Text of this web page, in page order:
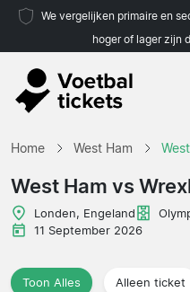
We vergelijken primaire en
hoger of lager zijn
Home West Ham
West Ham vs
Londen, Engeland
11 September 2026
Toon Alles Alleen ticket